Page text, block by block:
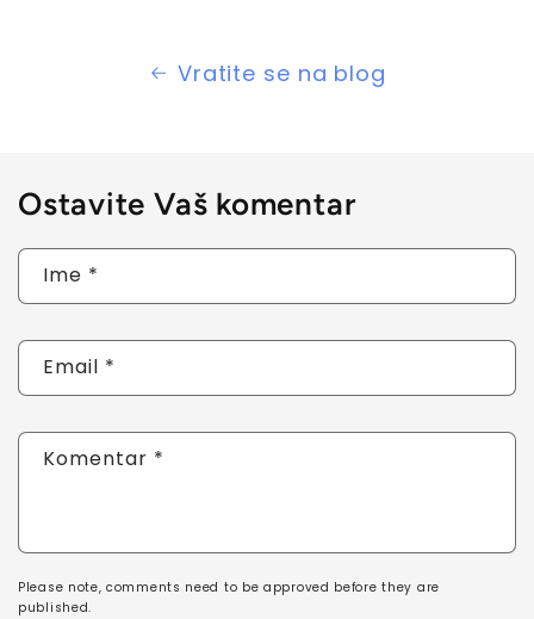
Vratite se na blog
Ostavite Vaš komentar
Ime *
Email *
Komentar *
Please note, comments need to be approved before they are
published.